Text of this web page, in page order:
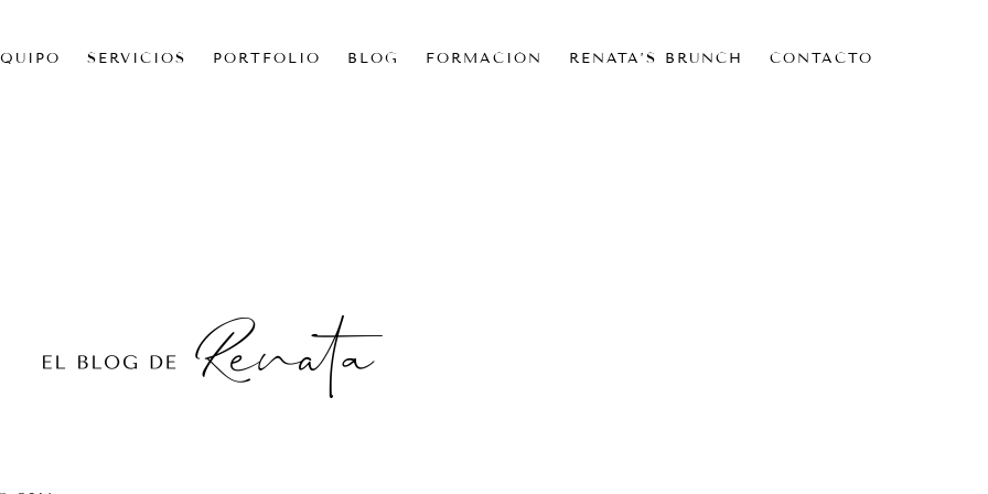
SERVICIOS PORTFOLIO BLOG FORMACIÓN RENATA’S BRUNCH CONTACTO